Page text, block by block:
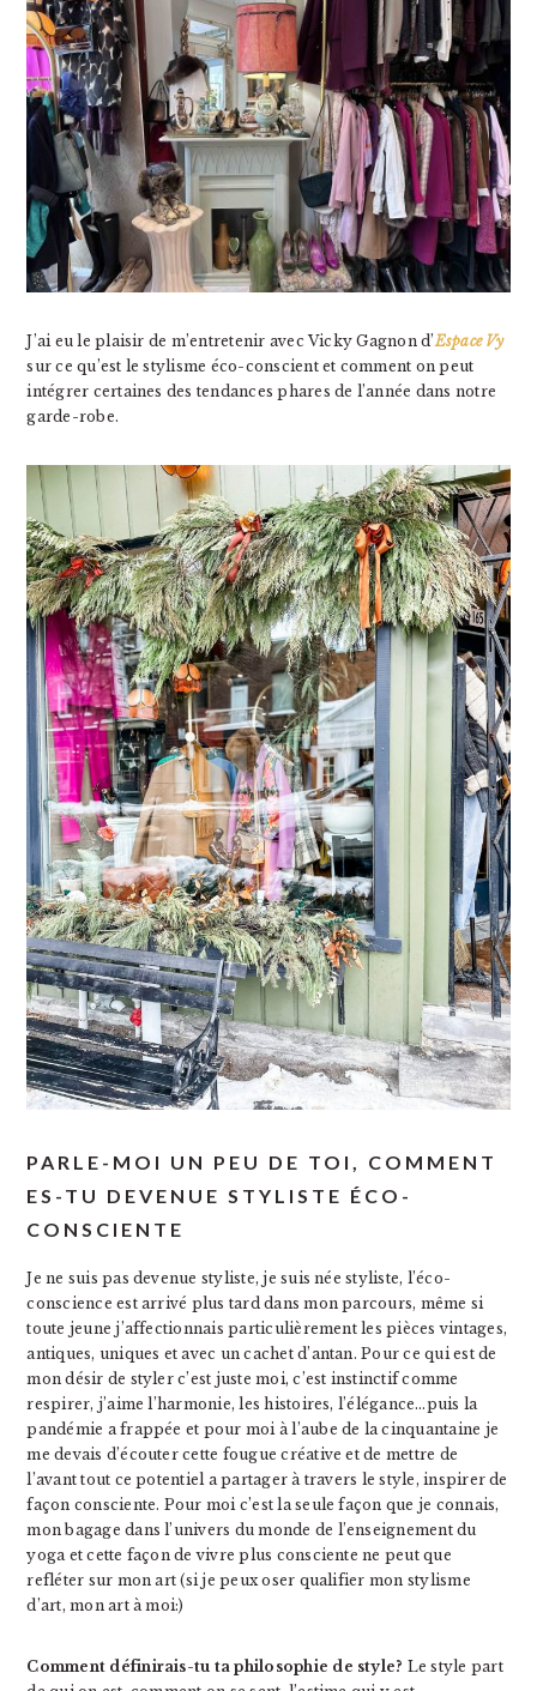
J’ai eu le plaisir de m’entretenir avec Vicky Gagnon d’Espace Vy
sur ce qu’est le stylisme éco-conscient et comment on peut
intégrer certaines des tendances phares de l’année dans notre
garde-robe.
PARLE-MOI UN PEU DE TOI, COMMENT
ES-TU DEVENUE STYLISTE ÉCO-
CONSCIENTE
Je ne suis pas devenue styliste, je suis née styliste, l’éco-
conscience est arrivé plus tard dans mon parcours, même si
toute jeune j’affectionnais particulièrement les pièces vintages,
antiques, uniques et avec un cachet d’antan. Pour ce qui est de
mon désir de styler c’est juste moi, c’est instinctif comme
respirer, j’aime l’harmonie, les histoires, l’élégance…puis la
pandémie a frappée et pour moi à l’aube de la cinquantaine je
me devais d’écouter cette fougue créative et de mettre de
l’avant tout ce potentiel a partager à travers le style, inspirer de
façon consciente. Pour moi c’est la seule façon que je connais,
mon bagage dans l’univers du monde de l’enseignement du
yoga et cette façon de vivre plus consciente ne peut que
refléter sur mon art (si je peux oser qualifier mon stylisme
d’art, mon art à moi:)
Comment définirais-tu ta philosophie de style? Le style part